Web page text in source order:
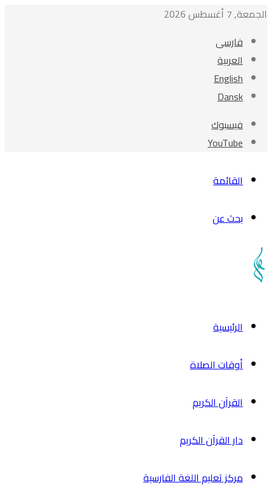
الجمعة, 7 أغسطس 2026
فارسی
العربیة
English
Dansk
فيسبوك
‫YouTube
القائمة
بحث عن
الرئیسیة
أوقات الصلاة
القرآن الکریم
دار القرآن الکریم
مركز تعليم اللغة الفارسية